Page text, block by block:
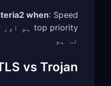
when
نہ ہو
vs Trojan